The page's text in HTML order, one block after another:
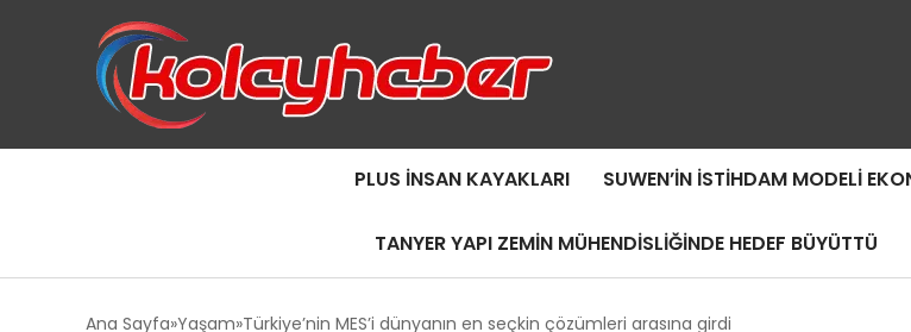
PLUS İNSAN KAYAKLARI SUWEN’IN İSTIHDAM MODELI
TANYER YAPI ZEMIN MÜHENDISLIĞINDE HEDEF BÜYÜTTÜ
Ana Sayfa Yaşam Türkiye’nin MES’i dünyanın en seçkin çözümleri arasına girdi